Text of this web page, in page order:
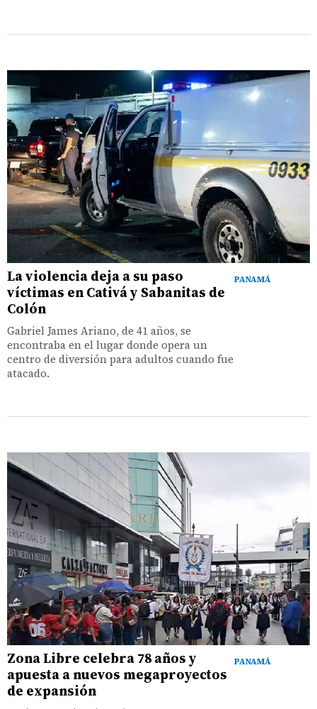
PANAMÁ
La violencia deja a su paso
víctimas en Cativá y Sabanitas de
Colón
Gabriel James Ariano, de 41 años, se
encontraba en el lugar donde opera un
centro de diversión para adultos cuando fue
atacado.
PANAMÁ
Zona Libre celebra 78 años y
apuesta a nuevos megaproyectos
de expansión